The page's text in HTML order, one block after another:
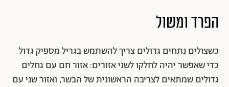
הפרד ומשול
כשצולים נתחים גדולים צריך להשתמש בגריל מספיק גדול
כדי שאפשר יהיה לחלקו לשני אזורים: אזור חם עם גחלים
גדולים שמתאים לצריבה הראשונית של הבשר, ואזור שני עם